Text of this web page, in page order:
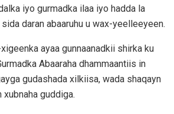
iyo gurmadka ilaa iyo hadda la
daran abaaruhu u wax-yeelleeyeen.
xigeenka ayaa gunnaanadkii shirka ku
Abaaraha dhammaantiis in
gudashada xilkiisa, wada shaqayn
xubnaha guddiga.